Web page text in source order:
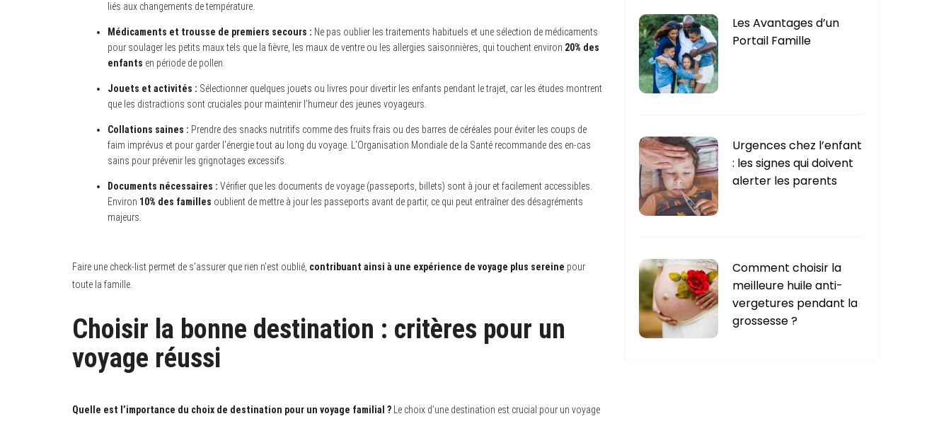
liés aux changements de température.
Médicaments et trousse de premiers secours : Ne pas oublier les traitements habituels et une sélection de médicaments
pour soulager les petits maux tels que la fièvre, les maux de ventre ou les allergies saisonnières, qui touchent environ 20% des
enfants en période de pollen.
Jouets et activités : Sélectionner quelques jouets ou livres pour divertir les enfants pendant le trajet, car les études montrent
que les distractions sont cruciales pour maintenir l’humeur des jeunes voyageurs.
Collations saines : Prendre des snacks nutritifs comme des fruits frais ou des barres de céréales pour éviter les coups de
faim imprévus et pour garder l’énergie tout au long du voyage. L’Organisation Mondiale de la Santé recommande des en-cas
sains pour prévenir les grignotages excessifs.
Documents nécessaires : Vérifier que les documents de voyage (passeports, billets) sont à jour et facilement accessibles.
Environ 10% des familles oublient de mettre à jour les passeports avant de partir, ce qui peut entraîner des désagréments
majeurs.
Faire une check-list permet de s’assurer que rien n’est oublié, contribuant ainsi à une expérience de voyage plus sereine pour
toute la famille.
Choisir la bonne destination : critères pour un
voyage réussi
Quelle est l’importance du choix de destination pour un voyage familial ? Le choix d’une destination est crucial pour un voyage
Les Avantages d’un
Portail Famille
Urgences chez l’enfant
: les signes qui doivent
alerter les parents
Comment choisir la
meilleure huile anti-
vergetures pendant la
grossesse ?